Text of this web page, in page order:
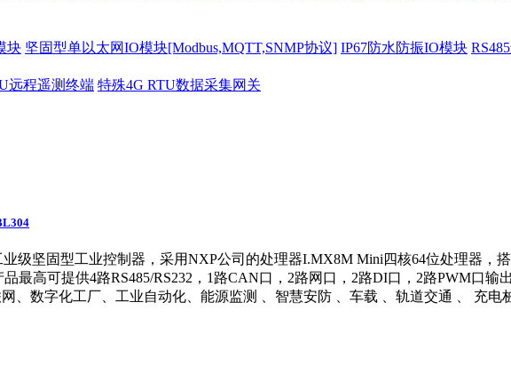
块 坚固型单以太网IO模块[Modbus,MQTT,SNMP协议] IP67防水防振IO模块
远程遥测终端 特殊4G RTU数据采集网关
级坚固型工业控制器，采用NXP公司的处理器I.MX8M Mini四核64位处理器，
最高可提供4路RS485/RS232，1路CAN口，2路网口，2路DI口，2路PWM口
、数字化工厂、工业自动化、能源监测 、智慧安防 、车载 、轨道交通 、 充电